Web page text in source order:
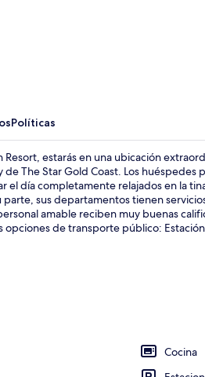
Políticas
estarás en una ubicación
The Star Gold Coast. Los huéspedes
el día completamente relajados en la
parte, sus departamentos tienen
amable reciben muy buenas
opciones de transporte público:
Cocina